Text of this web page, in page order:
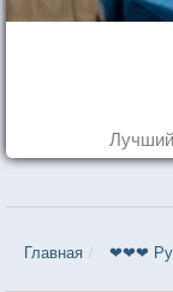
Главная ❤❤❤